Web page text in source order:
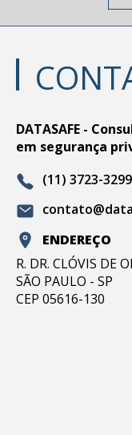
DATASAFE -
em segurança
(11) 3723-3299
ENDEREÇO
R. DR. CLÓVIS DE
SÃO PAULO - SP
CEP 05616-130